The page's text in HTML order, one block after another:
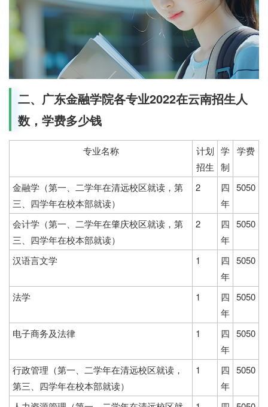
二、广东金融学院各专业2022在云南招生人
数，学费多少钱
专业名称
计划
招生
学
制
学费
金融学（第一、二学年在清远校区就读，第
三、四学年在校本部就读）
2
四
年
5050
会计学（第一、二学年在肇庆校区就读，第
三、四学年在校本部就读）
2
四
年
5050
汉语言文学 1
四
年
5050
法学 1
四
年
5050
电子商务及法律 1
四
年
5050
行政管理（第一、二学年在清远校区就读，
第三、四学年在校本部就读）
1
四
年
5050